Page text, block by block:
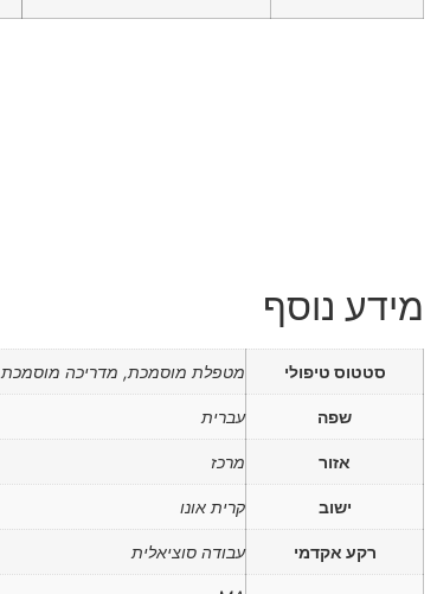
מידע נוסף
סטטוס טיפולי מטפלת מוסמכת, מדריכה מוסמכת
שפה עברית
אזור מרכז
ישוב קרית אונו
רקע אקדמי עבודה סוציאלית